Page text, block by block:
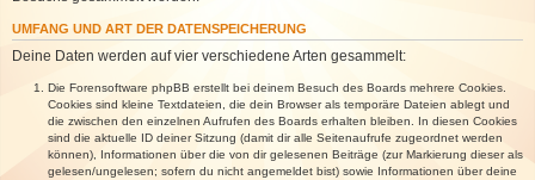
UMFANG UND ART DER DATENSPEICHERUNG
Deine Daten werden auf vier verschiedene Arten gesammelt:
Die Forensoftware phpBB erstellt bei deinem Besuch des Boards mehrere Cookies.
Cookies sind kleine Textdateien, die dein Browser als temporäre Dateien ablegt und
die zwischen den einzelnen Aufrufen des Boards erhalten bleiben. In diesen Cookies
sind die aktuelle ID deiner Sitzung (damit dir alle Seitenaufrufe zugeordnet werden
können), Informationen über die von dir gelesenen Beiträge (zur Markierung dieser als
gelesen/ungelesen; sofern du nicht angemeldet bist) sowie Informationen über deine